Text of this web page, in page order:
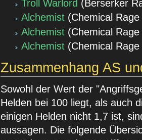
Troll Warlord (Berserker
Alchemist(Chemical
Alchemist(Chemical
Alchemist(Chemical
Zusammenhang AS
Sowohl der Wert der
Helden bei 100 liegt, als auch
einigen Helden nicht 1,7 ist,
aussagen. Die folgende